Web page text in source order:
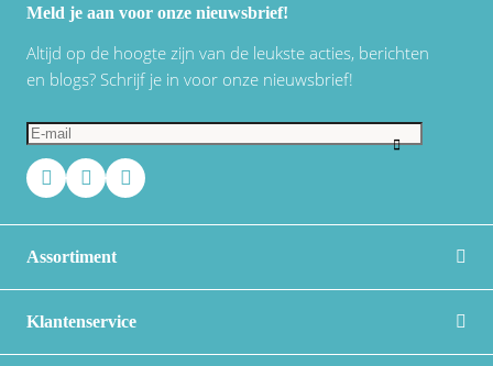
Meld je aan voor onze nieuwsbrief!
Altijd op de hoogte zijn van de leukste acties, berichten
en blogs? Schrijf je in voor onze nieuwsbrief!
Assortiment
Klantenservice